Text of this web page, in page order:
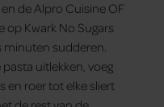
de Alpro Cuisine OF
op Kwark No Sugars
minuten sudderen.
uitlekken, voeg
en roer tot elke sliert